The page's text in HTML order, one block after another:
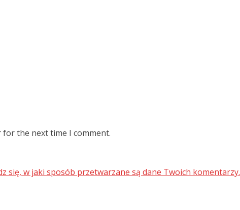
for the next time I comment.
się, w jaki sposób przetwarzane są dane Twoich komentarzy.